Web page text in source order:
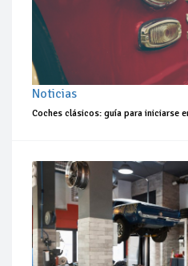
Noticias
Coches clásicos: guía para iniciarse